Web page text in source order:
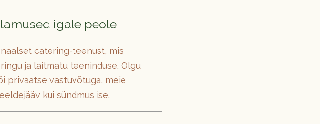
igale peole
catering-teenust, mis
ja laitmatu teeninduse. Olgu
privaatse vastuvõtuga, meie
kui sündmus ise.